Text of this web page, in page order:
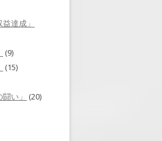
通者」
達成」
(9)
(15)
い」
(20)